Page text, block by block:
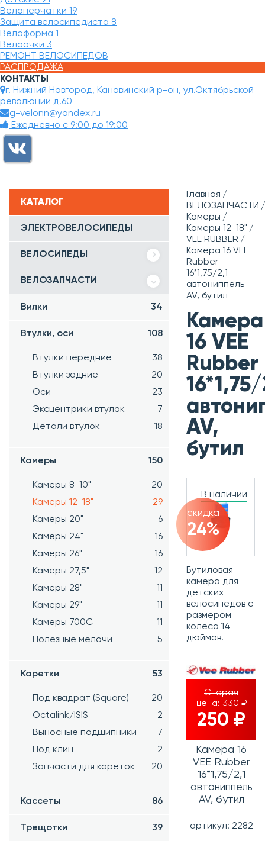
Велоперчатки 19
Защита велосипедиста 8
Велоформа 1
Велоочки 3
РЕМОНТ ВЕЛОСИПЕДОВ
РАСПРОДАЖА
КОНТАКТЫ
г. Нижний Новгород, Канавинский р-он, ул.Октябрьской
революции д.60
g-velonn@yandex.ru
Ежедневно с 9:00 до 19:00
КАТАЛОГ
ЭЛЕКТРОВЕЛОСИПЕДЫ
ВЕЛОСИПЕДЫ
ВЕЛОЗАПЧАСТИ
Вилки 34
Втулки, оси 108
Втулки передние
38
Втулки задние
20
Оси
23
Эксцентрики втулок
7
Детали втулок
18
Камеры 150
Камеры 8-10"
20
Камеры 12-18"
29
Камеры 20"
6
Камеры 24"
16
Камеры 26"
16
Камеры 27,5"
12
Камеры 28"
11
Камеры 29"
11
Камеры 700C
11
Полезные мелочи
5
Каретки 53
Под квадрат (Square)
20
Octalink/ISIS
2
Выносные подшипники
7
Под клин
2
Запчасти для кареток
20
Кассеты 86
Трещотки 39
Главная
ВЕЛОЗАПЧАСТИ
Камеры
Камеры 12-18"
VEE RUBBER
Камера 16 VEE
Rubber
16*1,75/2,1
автониппель
AV, бутил
Камера
16 VEE
Rubber
16*1,75/
AV,
бутил
В наличии
скидка
24%
Бутиловая
камера для
детских
велосипедов с
размером
колеса 14
дюймов.
Старая
цена:330 ₽
250 ₽
Камера 16
VEE Rubber
16*1,75/2,1
автониппель
AV, бутил
артикул: 2282